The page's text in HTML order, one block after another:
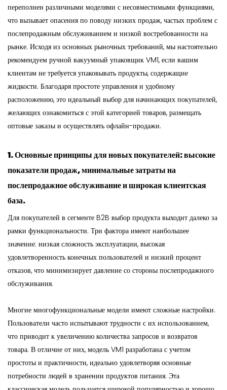
переполнен различными моделями с несовместимыми функциями,
что вызывает опасения по поводу низких продаж, частых проблем с
послепродажным обслуживанием и низкой востребованности на
рынке. Исходя из основных рыночных требований, мы настоятельно
рекомендуем ручной вакуумный упаковщик VM1, если вашим
клиентам не требуется упаковывать продукты, содержащие
жидкости. Благодаря простоте управления и удобному
расположению, это идеальный выбор для начинающих покупателей,
желающих ознакомиться с этой категорией товаров, размещать
оптовые заказы и осуществлять офлайн-продажи.
1. Основные принципы для новых покупателей: высокие
показатели продаж, минимальные затраты на
послепродажное обслуживание и широкая клиентская
база.
Для покупателей в сегменте B2B выбор продукта выходит далеко за
рамки функциональности. Три фактора имеют наибольшее
значение: низкая сложность эксплуатации, высокая
удовлетворенность конечных пользователей и низкий процент
отказов, что минимизирует давление со стороны послепродажного
обслуживания.
Многие многофункциональные модели имеют сложные настройки.
Пользователи часто испытывают трудности с их использованием,
что приводит к увеличению количества запросов и возвратов
товара. В отличие от них, модель VM1 разработана с учетом
простоты и практичности, идеально удовлетворяя основные
потребности людей в хранении продуктов питания. Эта